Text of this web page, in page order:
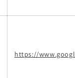
https://